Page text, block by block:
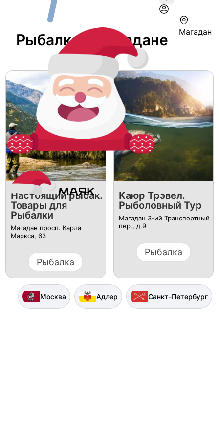
Магадан
Рыбалка В Магадане
Настоящий рыбак.
Товары для
Рыбалки
Магадан просп. Карла
Маркса, 63
Рыбалка
Каюр Трэвел.
Рыболовный Тур
Магадан 3-ий Транспортный
пер., д.9
Рыбалка
Москва Адлер Санкт-Петербург